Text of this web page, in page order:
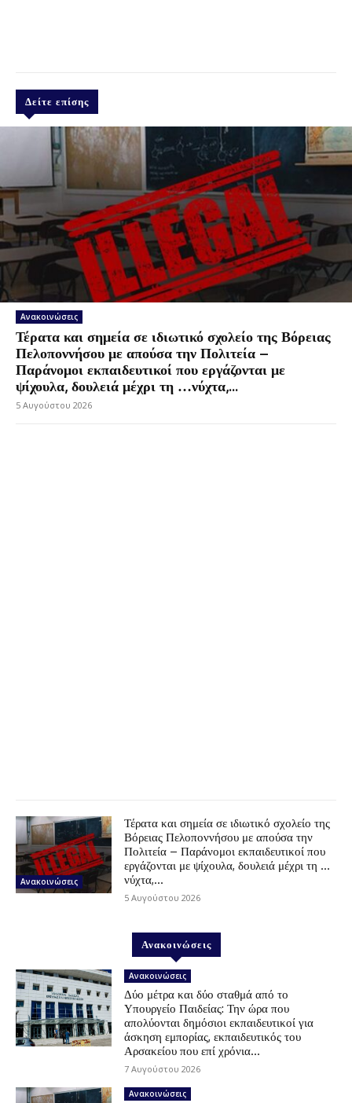
Δείτε επίσης
Ανακοινώσεις
Τέρατα και σημεία σε ιδιωτικό σχολείο της Βόρειας
Πελοποννήσου με απούσα την Πολιτεία –
Παράνομοι εκπαιδευτικοί που εργάζονται με
ψίχουλα, δουλειά μέχρι τη …νύχτα,...
5 Αυγούστου 2026
Ανακοινώσεις
Τέρατα και σημεία σε ιδιωτικό σχολείο της
Βόρειας Πελοποννήσου με απούσα την
Πολιτεία – Παράνομοι εκπαιδευτικοί που
εργάζονται με ψίχουλα, δουλειά μέχρι τη …
νύχτα,...
5 Αυγούστου 2026
Ανακοινώσεις
Ανακοινώσεις
Δύο μέτρα και δύο σταθμά από το
Υπουργείο Παιδείας: Την ώρα που
απολύονται δημόσιοι εκπαιδευτικοί για
άσκηση εμπορίας, εκπαιδευτικός του
Αρσακείου που επί χρόνια...
7 Αυγούστου 2026
Ανακοινώσεις